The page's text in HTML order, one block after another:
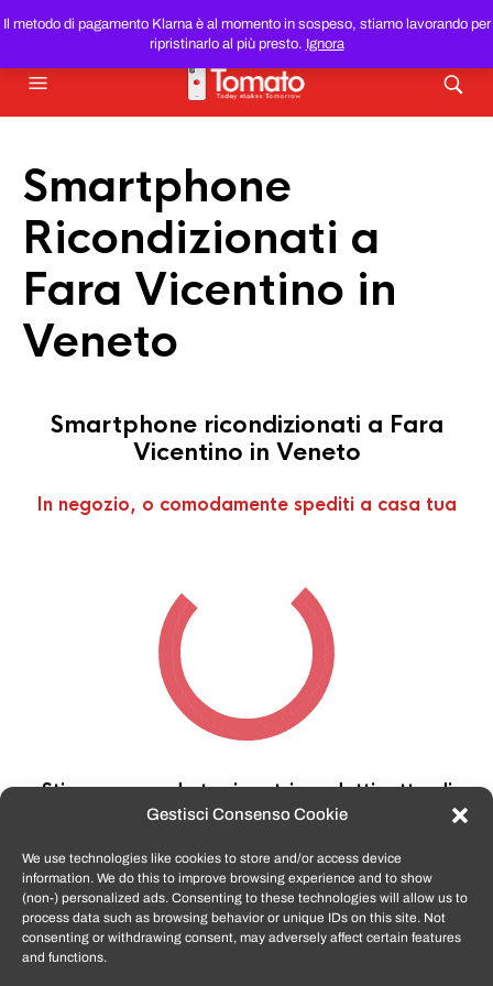
Gestisci Consenso Cookie
We use technologies like cookies to store and/or access device
information. We do this to improve browsing experience and to show
(non-) personalized ads. Consenting to these technologies will allow us to
process data such as browsing behavior or unique IDs on this site. Not
consenting or withdrawing consent, may adversely affect certain features
and functions.
Il metodo di pagamento Klarna è al momento in sospeso, stiamo lavorando per
ripristinarlo al più presto. Ignora
SMARTPHONE E TABLET RICONDIZIONATIAL MIGLIOR
PREZZO DEL WEB!
Smartphone
Ricondizionati a
Fara Vicentino in
Veneto
Smartphone ricondizionati a Fara
Vicentino in Veneto
In negozio, o comodamente spediti a casa tua
Stiamo cercando tra i nostri prodotti, attendi
qualche secondo…
TomatoSmartphone.itè lo shop n.1 in italia per
smartphone ricondizionati garantiti e certificati
di tutte le marche,APPLE, SAMSUNG, HUAWEI,
ONEPLUS, XIAOMI e tanto altro